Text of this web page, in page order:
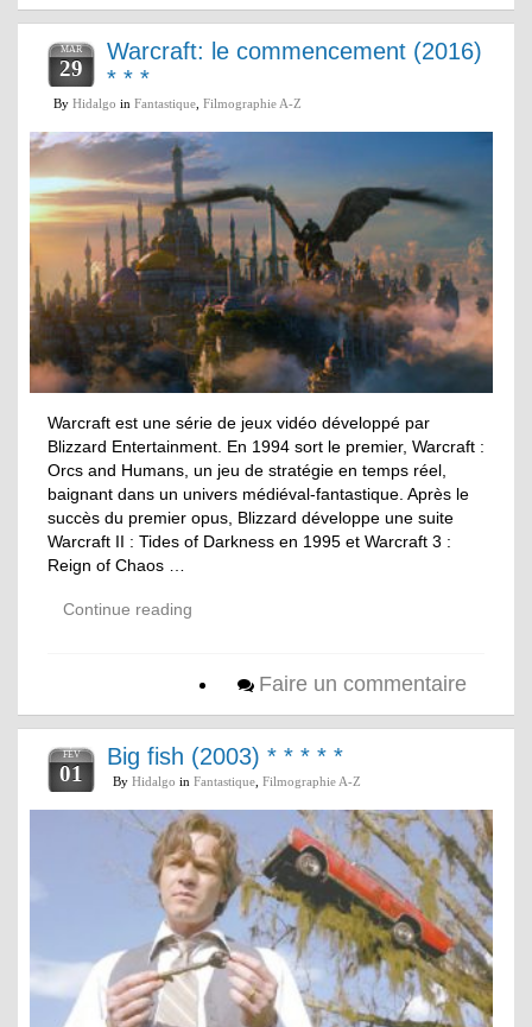
MAR
29
Warcraft: le commencement (2016)
* * *
By Hidalgo in Fantastique Filmographie A-Z
Warcraft est une série de jeux vidéo développé par
Blizzard Entertainment. En 1994 sort le premier, Warcraft :
Orcs and Humans, un jeu de stratégie en temps réel,
baignant dans un univers médiéval-fantastique. Après le
succès du premier opus, Blizzard développe une suite
Warcraft II : Tides of Darkness en 1995 et Warcraft 3 :
Reign of Chaos …
Continue reading
Faire un commentaire
FÉV
01
Big fish (2003) * * * * *
By Hidalgo in Fantastique Filmographie A-Z